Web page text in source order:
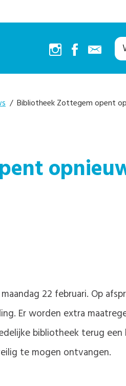
/ Bibliotheek Zottegem opent
22 februari. Op
Er worden extra
bibliotheek terug
te mogen ontvangen.